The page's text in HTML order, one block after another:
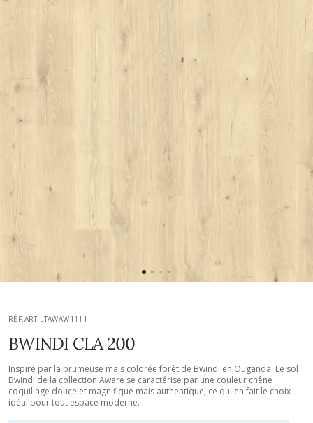
RÉF.ART LTAWAW1111
BWINDI CLA 200
Inspiré par la brumeuse mais colorée forêt de Bwindi en Ouganda. Le sol
Bwindi de la collection Aware se caractérise par une couleur chêne
coquillage douce et magnifique mais authentique, ce qui en fait le choix
idéal pour tout espace moderne.